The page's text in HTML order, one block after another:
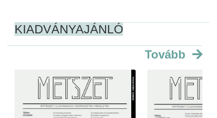
KIADVÁNYAJÁNLÓ
Tovább